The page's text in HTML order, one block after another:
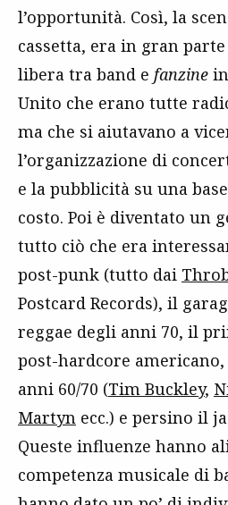
l’opportunità. Così, la
cassetta, era in gran
libera tra band e fanzine
Unito che erano tutte
ma che si aiutavano a
l’organizzazione di
e la pubblicità su una
costo. Poi è diventato un
tutto ciò che era
post-punk (tutto dai
Postcard Records), il
reggae degli anni 70, il
post-hardcore
anni 60/70 (Tim Buckley,
Martyn ecc.) e persino il
Queste influenze hanno
competenza musicale di